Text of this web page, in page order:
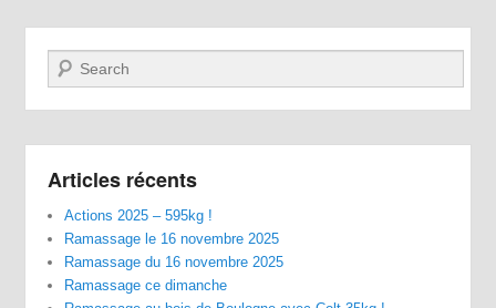
Recherche
Articles récents
Actions 2025 – 595kg !
Ramassage le 16 novembre 2025
Ramassage du 16 novembre 2025
Ramassage ce dimanche